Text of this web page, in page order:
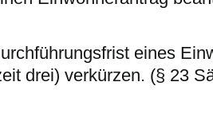
eines
drei) verkürzen. (§ 23